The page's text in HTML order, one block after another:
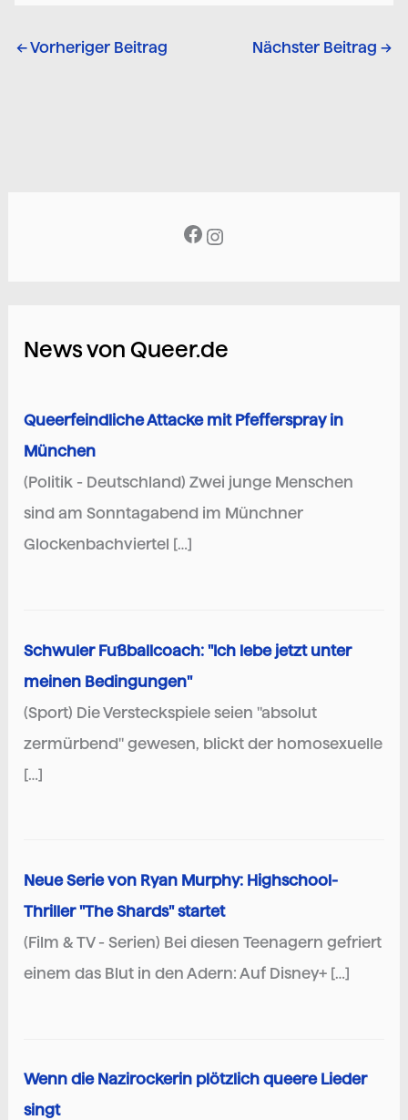
←Vorheriger Beitrag Nächster Beitrag →
News von Queer.de
Queerfeindliche Attacke mit Pfefferspray in
München
(Politik - Deutschland) Zwei junge Menschen
sind am Sonntagabend im Münchner
Glockenbachviertel […]
Schwuler Fußballcoach: "Ich lebe jetzt unter
meinen Bedingungen"
(Sport) Die Versteckspiele seien "absolut
zermürbend" gewesen, blickt der homosexuelle
[…]
Neue Serie von Ryan Murphy: Highschool-
Thriller "The Shards" startet
(Film & TV - Serien) Bei diesen Teenagern gefriert
einem das Blut in den Adern: Auf Disney+ […]
Wenn die Nazirockerin plötzlich queere Lieder
singt